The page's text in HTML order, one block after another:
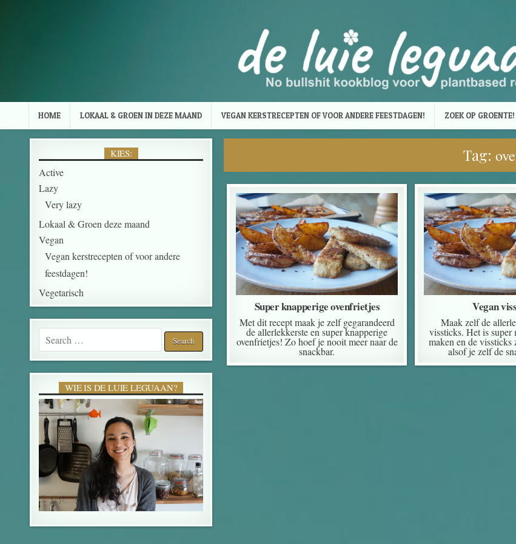
HOME LOKAAL & GROEN IN DEZE MAAND VEGAN KERSTRECEPTEN OF VOOR ANDERE FEESTDAGEN! ZOEK OP GROENTE!
Tag:
Super knapperige ovenfrietjes
Met dit recept maak je zelf gegarandeerd
de allerlekkerste en super knapperige
ovenfrietjes! Zo hoef je nooit meer naar de
snackbar.
Vegan
Maak zelf de
vissticks. Het is
maken en de
alsof je zelf de
KIES:
Active
Lazy
Very lazy
Lokaal & Groen deze maand
Vegan
Vegan kerstrecepten of voor andere
feestdagen!
Vegetarisch
Search for:
WIE IS DE LUIE LEGUAAN?